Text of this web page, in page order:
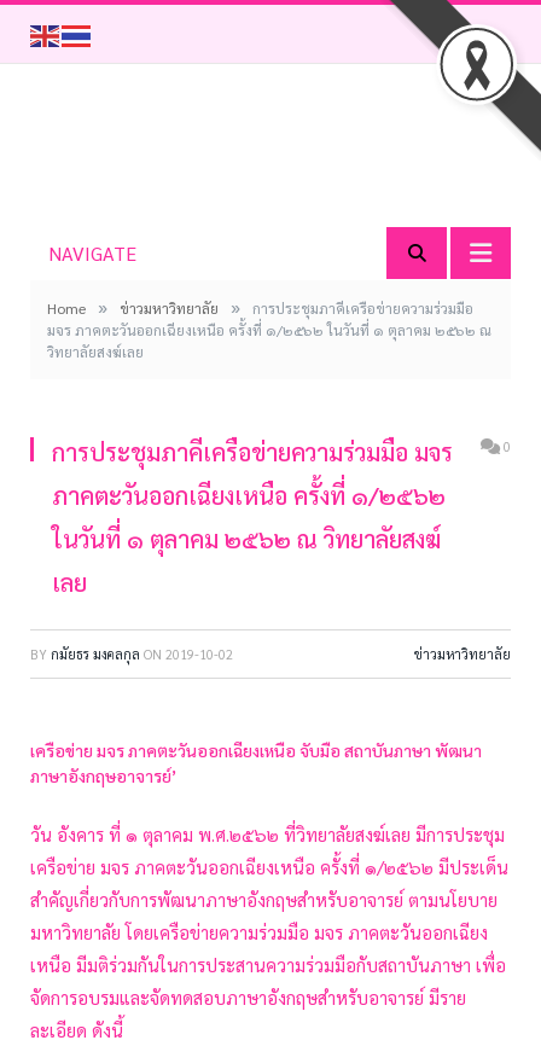
NAVIGATE
Home » ข่าวมหาวิทยาลัย »
การประชุมภาคีเครือข่ายความร่วมมือ
มจร ภาคตะวันออกเฉียงเหนือ ครั้งที่ ๑/๒๕๖๒ ในวันที่ ๑ ตุลาคม ๒๕๖๒ ณ
วิทยาลัยสงฆ์เลย
การประชุมภาคีเครือข่ายความร่วมมือ มจร
ภาคตะวันออกเฉียงเหนือ ครั้งที่ ๑/๒๕๖๒
ในวันที่ ๑ ตุลาคม ๒๕๖๒ ณ วิทยาลัยสงฆ์
เลย
0
BY กมัยธร มงคลกุล ON 2019-10-02 ข่าวมหาวิทยาลัย
เครือข่าย มจร ภาคตะวันออกเฉียงเหนือ จับมือ สถาบันภาษา พัฒนา
ภาษาอังกฤษอาจารย์’
วัน อังคาร ที่ ๑ ตุลาคม พ.ศ.๒๕๖๒ ที่วิทยาลัยสงฆ์เลย มีการประชุม
เครือข่าย มจร ภาคตะวันออกเฉียงเหนือ ครั้งที่ ๑/๒๕๖๒ มีประเด็น
สำคัญเกี่ยวกับการพัฒนาภาษาอังกฤษสำหรับอาจารย์ ตามนโยบาย
มหาวิทยาลัย โดยเครือข่ายความร่วมมือ มจร ภาคตะวันออกเฉียง
เหนือ มีมติร่วมกันในการประสานความร่วมมือกับสถาบันภาษา เพื่อ
จัดการอบรมและจัดทดสอบภาษาอังกฤษสำหรับอาจารย์ มีราย
ละเอียด ดังนี้